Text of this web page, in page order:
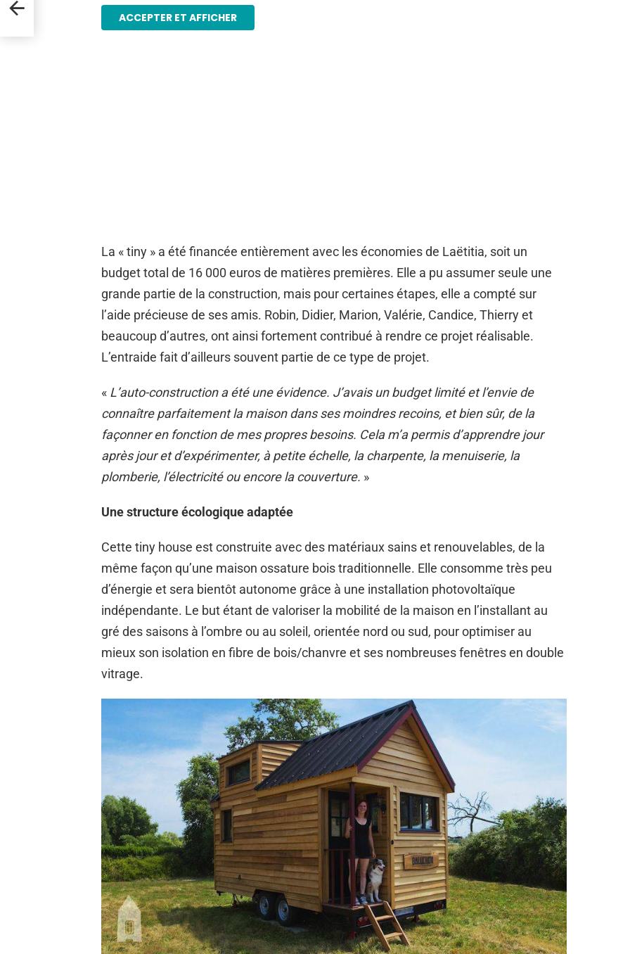
ACCEPTER ET AFFICHER
La « tiny » a été financée entièrement avec les économies de Laëtitia, soit un
budget total de 16 000 euros de matières premières. Elle a pu assumer seule une
grande partie de la construction, mais pour certaines étapes, elle a compté sur
l’aide précieuse de ses amis. Robin, Didier, Marion, Valérie, Candice, Thierry et
beaucoup d’autres, ont ainsi fortement contribué à rendre ce projet réalisable.
L’entraide fait d’ailleurs souvent partie de ce type de projet.
« L’auto-construction a été une évidence. J’avais un budget limité et l’envie de
connaître parfaitement la maison dans ses moindres recoins, et bien sûr, de la
façonner en fonction de mes propres besoins. Cela m’a permis d’apprendre jour
après jour et d’expérimenter, à petite échelle, la charpente, la menuiserie, la
plomberie, l’électricité ou encore la couverture. »
Une structure écologique adaptée
Cette tiny house est construite avec des matériaux sains et renouvelables, de la
même façon qu’une maison ossature bois traditionnelle. Elle consomme très peu
d’énergie et sera bientôt autonome grâce à une installation photovoltaïque
indépendante. Le but étant de valoriser la mobilité de la maison en l’installant au
gré des saisons à l’ombre ou au soleil, orientée nord ou sud, pour optimiser au
mieux son isolation en fibre de bois/chanvre et ses nombreuses fenêtres en double
vitrage.